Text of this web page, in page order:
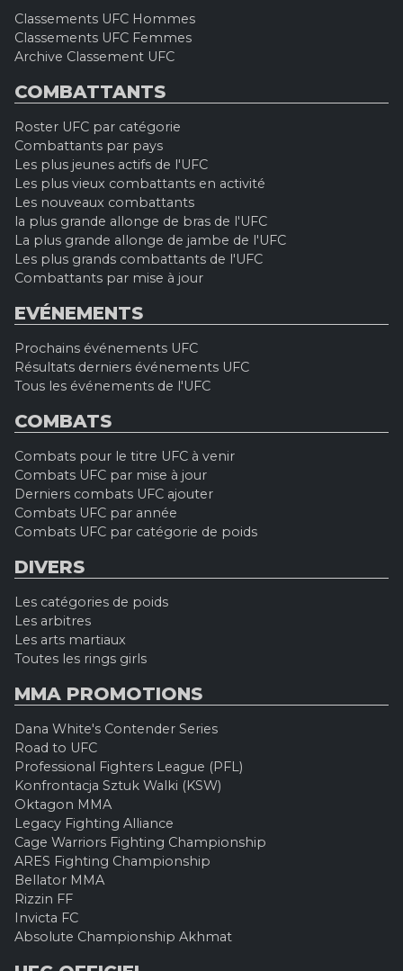
Classements UFC Hommes
Classements UFC Femmes
Archive Classement UFC
COMBATTANTS
Roster UFC par catégorie
Combattants par pays
Les plus jeunes actifs de l'UFC
Les plus vieux combattants en activité
Les nouveaux combattants
la plus grande allonge de bras de l'UFC
La plus grande allonge de jambe de l'UFC
Les plus grands combattants de l'UFC
Combattants par mise à jour
EVÉNEMENTS
Prochains événements UFC
Résultats derniers événements UFC
Tous les événements de l'UFC
COMBATS
Combats pour le titre UFC à venir
Combats UFC par mise à jour
Derniers combats UFC ajouter
Combats UFC par année
Combats UFC par catégorie de poids
DIVERS
Les catégories de poids
Les arbitres
Les arts martiaux
Toutes les rings girls
MMA PROMOTIONS
Dana White's Contender Series
Road to UFC
Professional Fighters League (PFL)
Konfrontacja Sztuk Walki (KSW)
Oktagon MMA
Legacy Fighting Alliance
Cage Warriors Fighting Championship
ARES Fighting Championship
Bellator MMA
Rizzin FF
Invicta FC
Absolute Championship Akhmat